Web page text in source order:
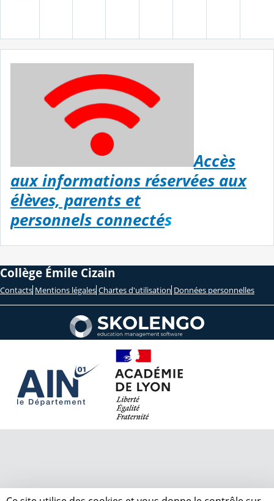
Accès
aux informations réservées aux
élèves, parents et
personnels connectés
Collège Émile Cizain
Contacts Mentions légales Chartes d'utilisation Données personnelles